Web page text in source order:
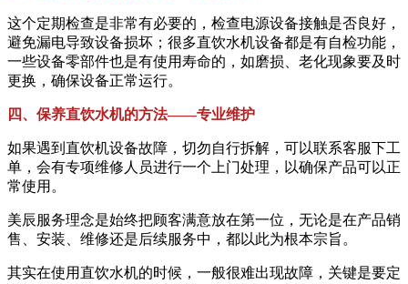
这个定期检查是非常有必要的，检查电源设备接触是否良好，
避免漏电导致设备损坏；很多直饮水机设备都是有自检功能，
一些设备零部件也是有使用寿命的，如磨损、老化现象要及时
更换，确保设备正常运行。
四、保养直饮水机的方法——专业维护
如果遇到直饮机设备故障，切勿自行拆解，可以联系客服下工
单，会有专项维修人员进行一个上门处理，以确保产品可以正
常使用。
美辰服务理念是始终把顾客满意放在第一位，无论是在产品销
售、安装、维修还是后续服务中，都以此为根本宗旨。
其实在使用直饮水机的时候，一般很难出现故障，关键是要定